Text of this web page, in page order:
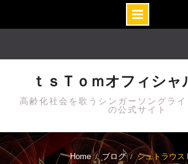
ｔｓＴｏｍオフィシャ
高齢化社会を歌うシンガーソングラ
の公式サイト
Home ブログ シュトラウ